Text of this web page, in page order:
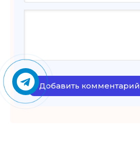
Добавить комментарий